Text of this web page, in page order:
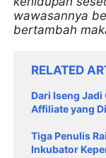
wawasannya
bertambah
RELATED
Dari Iseng Jadi
Affiliate yang
Tiga Penulis
Inkubator